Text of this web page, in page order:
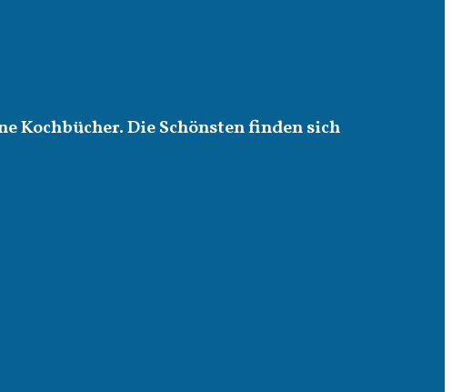
Kochbücher. Die Schönsten finden sich